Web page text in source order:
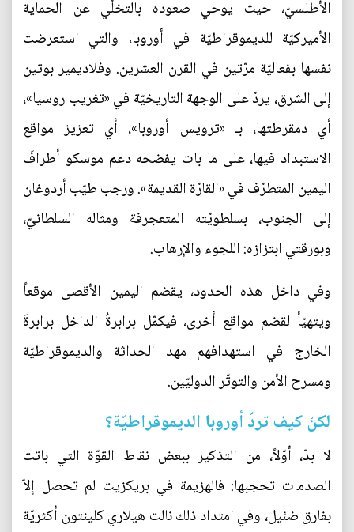
الأطلسيّ، حيث يوحي صعوده بالتخلّي عن الحماية
الأميركيّة للديموقراطيّة في أوروبا، والتي استعرضت
نفسها بفعاليّة مرّتين في القرن العشرين. وفلاديمير بوتين
إلى الشرق، يردّ على الوجهة التاريخيّة في «تغريب روسيا»،
أي دمقرطتها، بـ «ترويس أوروبا»، أي تعزيز مواقع
الاستبداد فيها، على ما بات يفضحه دعم موسكو أطرافَ
اليمين المتطرّف في «القارّة القديمة». ورجب طيّب أردوغان
إلى الجنوب، بسلطويّته المتعجرفة ومثاله السلطانيّ،
وبورقتي ابتزازه: اللجوء والإرهاب.
وفي داخل هذه الحدود، يقضم اليمين الأقصى موقعاً
ويتهيّأ لقضم مواقع أخرى، فيكمّل برابرةُ الداخل برابرةَ
الخارج في استهدافهم مهد الحداثة والديموقراطيّة
ومسرح الأمن والتوتّر الدوليّين.
لكنْ كيف تردّ أوروبا الديموقراطيّة؟
لا بدّ، أوّلاً، من التذكير ببعض نقاط القوّة التي باتت
الصدمات تحجبها: فالهزيمة في بريكزيت لم تحصل إلاّ
بفارق ضئيل، وفي امتداد ذلك نالت هيلاري كلينتون أكثريّة